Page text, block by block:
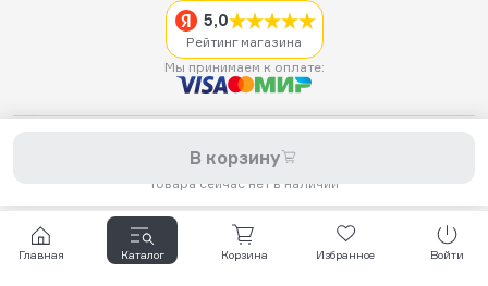
В корзину
Товара сейчас нет в наличии
5,0
Рейтинг магазина
Мы принимаем к оплате:
самокатов, запчастей для самокатов, аксессуаров, экипировки,
одежды и обуви.
Главная Каталог Корзина Избранное Войти